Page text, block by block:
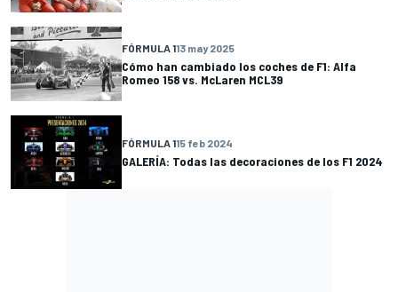
FÓRMULA 113 may 2025
Cómo han cambiado los coches de F1: Alfa
Romeo 158 vs. McLaren MCL39
FÓRMULA 115 feb 2024
GALERÍA: Todas las decoraciones de los F1 2024